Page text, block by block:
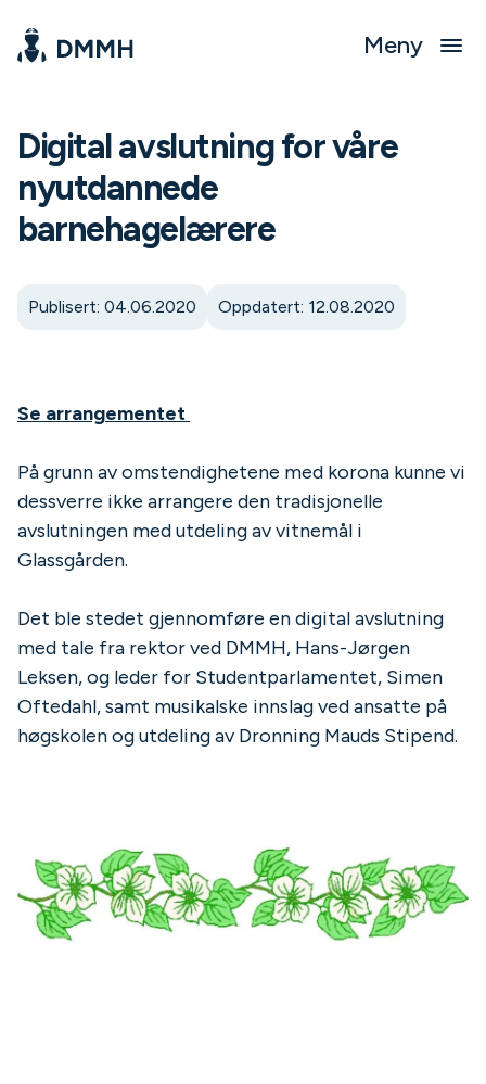
Meny
Digital avslutning for våre
nyutdannede
barnehagelærere
Publisert: 04.06.2020 Oppdatert: 12.08.2020
Se arrangementet
På grunn av omstendighetene med korona kunne vi
dessverre ikke arrangere den tradisjonelle
avslutningen med utdeling av vitnemål i
Glassgården.
Det ble stedet gjennomføre en digital avslutning
med tale fra rektor ved DMMH, Hans-Jørgen
Leksen, og leder for Studentparlamentet, Simen
Oftedahl, samt musikalske innslag ved ansatte på
høgskolen og utdeling av Dronning Mauds Stipend.